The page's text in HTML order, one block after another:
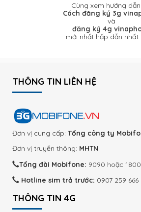
Cùng xem hướng
Cách đăng ký 3g
và
đăng ký 4g
mới nhất hấp dẫn nhất
THÔNG TIN LIÊN HỆ
Đơn vị cung cấp: Tổng công ty
Đơn vị truyền thông: MHTN
Tổng đài Mobifone: 9090 hoặc
Hotline sim trả trước: 0907 259 666
THÔNG TIN 4G